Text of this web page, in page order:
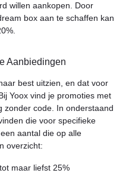
willen aankopen. Door
box aan te schaffen kan
Aanbiedingen
best uitzien, en dat voor
Yoox vind je promoties met
zonder code. In onderstaand
die voor specifieke
aantal die op alle
overzicht:
maar liefst 25%